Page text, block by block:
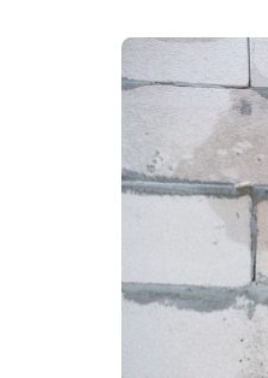
Показать
Пены/
Герметик
Показать